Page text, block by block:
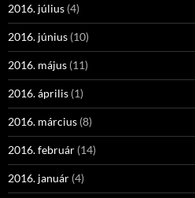
2016. július (4)
2016. június (10)
2016. május (11)
2016. április (1)
2016. március (8)
2016. február (14)
2016. január (4)